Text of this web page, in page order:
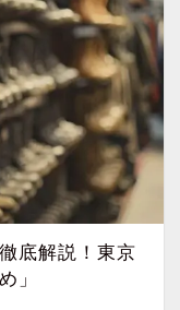
底解説！東京
」